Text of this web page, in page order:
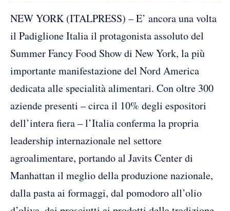
NEW YORK (ITALPRESS) – E’ ancora una volta
il Padiglione Italia il protagonista assoluto del
Summer Fancy Food Show di New York, la più
importante manifestazione del Nord America
dedicata alle specialità alimentari. Con oltre 300
aziende presenti – circa il 10% degli espositori
dell’intera fiera – l’Italia conferma la propria
leadership internazionale nel settore
agroalimentare, portando al Javits Center di
Manhattan il meglio della produzione nazionale,
dalla pasta ai formaggi, dal pomodoro all’olio